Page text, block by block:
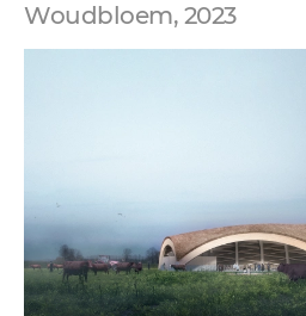
Woudbloem, 2023